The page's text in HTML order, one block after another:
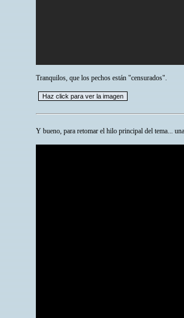
Tranquilos, que los pechos están "censurados".
Y bueno, para retomar el hilo principal del tema...